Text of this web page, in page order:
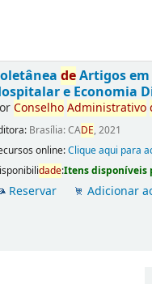
deArtigos em
e Economia
ConselhoAdministrativo
Brasília: CADE, 2021
online:Clique aqui para
dade:Itens disponíveis
Reservar Adicionar